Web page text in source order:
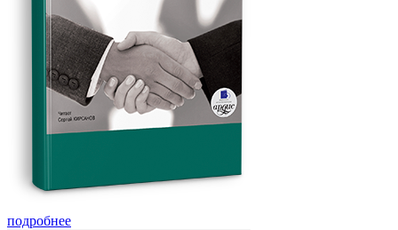
подробнее